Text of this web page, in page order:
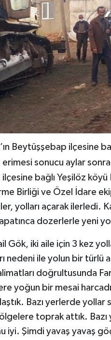
Beytüşşebap ilçesine
erimesi sonucu aylar sonra
ilçesine bağlı Yeşilöz
Birliği ve Özel İdare
yolları açarak ilerledi.
dozerlerle yeni
iki aile için 3 kez
nedeni ile yolun bir türlü
doğrultusunda
yoğun bir mesai
Bazı yerlerde yollar
toprak attık. Bazı
iyi. Şimdi yavaş yavaş